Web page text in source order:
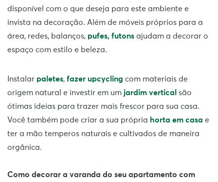
disponível com o que deseja para este ambiente e
invista na decoração. Além de móveis próprios para a
área, redes, balanços, pufes, futons ajudam a decorar o
espaço com estilo e beleza.
Instalar paletes, fazer upcycling com materiais de
origem natural e investir em um jardim vertical são
ótimas ideias para trazer mais frescor para sua casa.
Você também pode criar a sua própria horta em casa e
ter a mão temperos naturais e cultivados de maneira
orgânica.
Como decorar a varanda do seu apartamento com